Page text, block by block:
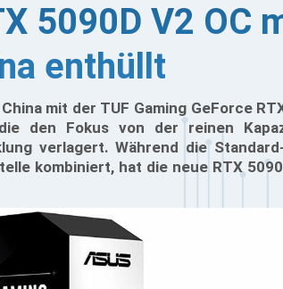
5090D V2 OC
enthüllt
mit der TUF Gaming GeForce
den Fokus von der reinen
verlagert. Während die
kombiniert, hat die neue RTX